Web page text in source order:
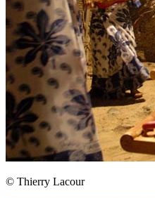
© Thierry Lacour